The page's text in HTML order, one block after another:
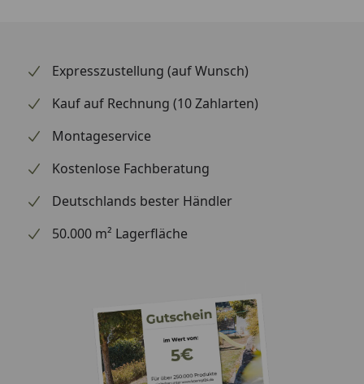
Expresszustellung (auf Wunsch)
Kauf auf Rechnung (10 Zahlarten)
Montageservice
Kostenlose Fachberatung
Deutschlands bester Händler
50.000 m² Lagerfläche